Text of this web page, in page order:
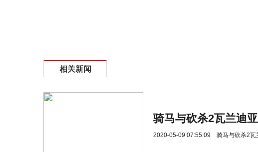
相关新闻
骑马与砍杀2瓦兰迪
2020-05-09 07:55:09 骑马与砍杀2瓦